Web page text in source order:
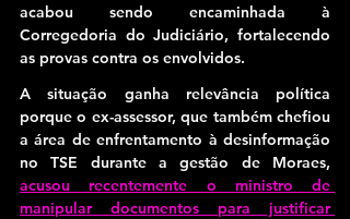
acabou sendo encaminhada à
Corregedoria do Judiciário, fortalecendo
as provas contra os envolvidos.
A situação ganha relevância política
porque o ex-assessor, que também chefiou
a área de enfrentamento à desinformação
acusou recentemente o ministro de
manipular documentos para justificar